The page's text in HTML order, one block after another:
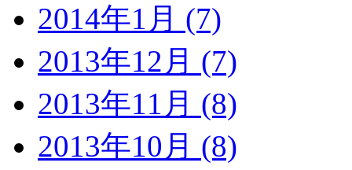
2014年1月 (7)
2013年12月 (7)
2013年11月 (8)
2013年10月 (8)